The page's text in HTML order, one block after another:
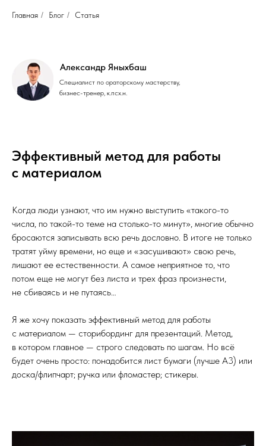
Главная / Блог / Статья
Специалист по ораторскому мастерству,
бизнес-тренер, к.псх.н.
Александр Яныхбаш
Эффективный метод для работы
с материалом
Когда люди узнают, что им нужно выступить «такого-то
числа, по такой-то теме на столько-то минут», многие обычно
бросаются записывать всю речь дословно. В итоге не только
тратят уйму времени, но еще и «засушивают» свою речь,
лишают ее естественности. А самое неприятное то, что
потом еще не могут без листа и трех фраз произнести,
не сбиваясь и не путаясь…
Я же хочу показать эффективный метод для работы
с материалом — сторибординг для презентаций. Метод,
в котором главное — строго следовать по шагам. Но всё
будет очень просто: понадобится лист бумаги (лучше А3) или
доска/флипчарт; ручка или фломастер; стикеры.